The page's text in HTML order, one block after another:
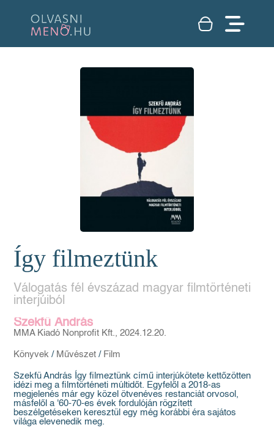
Így filmeztünk
Válogatás fél évszázad magyar filmtörténeti
interjúiból
Szekfü András
MMA Kiadó Nonprofit Kft., 2024.12.20.
Könyvek / Művészet / Film
Szekfü András Így filmeztünk című interjúkötete kettőzötten
idézi meg a filmtörténeti múltidőt. Egyfelől a 2018-as
megjelenés már egy közel ötvenéves restanciát orvosol,
másfelől a '60-70-es évek fordulóján rögzített
beszélgetéseken keresztül egy még korábbi éra sajátos
világa elevenedik meg.